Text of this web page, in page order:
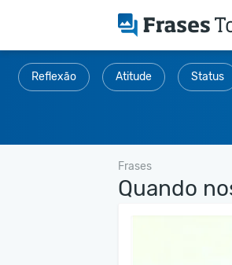
Reflexão Atitude Status
Frases
Quando